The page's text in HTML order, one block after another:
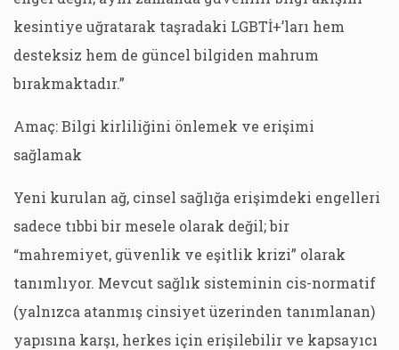
kesintiye uğratarak taşradaki LGBTİ+’ları hem
desteksiz hem de güncel bilgiden mahrum
bırakmaktadır.”
Amaç: Bilgi kirliliğini önlemek ve erişimi
sağlamak
Yeni kurulan ağ, cinsel sağlığa erişimdeki engelleri
sadece tıbbi bir mesele olarak değil; bir
“mahremiyet, güvenlik ve eşitlik krizi” olarak
tanımlıyor. Mevcut sağlık sisteminin cis-normatif
(yalnızca atanmış cinsiyet üzerinden tanımlanan)
yapısına karşı, herkes için erişilebilir ve kapsayıcı